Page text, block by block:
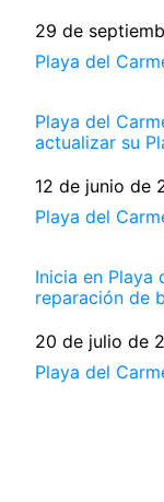
Fecha
29 de
Respecto a
Playa del
Playa del
actualizar su
Fecha
12 de junio de
Respecto a
Playa del
Inicia en Playa
reparación de
Fecha
20 de julio de
Respecto a
Playa del